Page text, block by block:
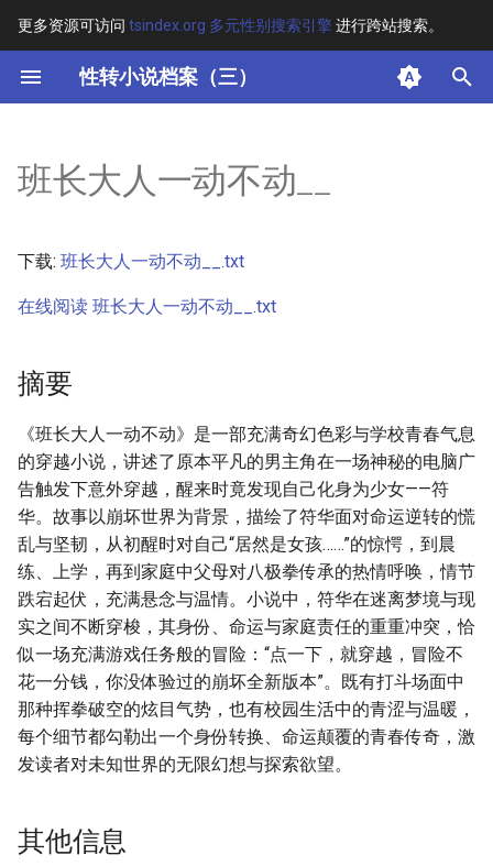
更多资源可访问 tsindex.org 多元性别搜索引擎进行跨站搜索。
性转小说档案（三）
键
开
搜
索
其他信息
正文
班长大人一动不动__
下载: 班长大人一动不动__.txt
在线阅读 班长大人一动不动__.txt
摘要
《班长大人一动不动》是一部充满奇幻色彩与学校青春气息
的穿越小说，讲述了原本平凡的男主角在一场神秘的电脑广
告触发下意外穿越，醒来时竟发现自己化身为少女——符
华。故事以崩坏世界为背景，描绘了符华面对命运逆转的慌
乱与坚韧，从初醒时对自己“居然是女孩……”的惊愕，到晨
练、上学，再到家庭中父母对八极拳传承的热情呼唤，情节
跌宕起伏，充满悬念与温情。小说中，符华在迷离梦境与现
实之间不断穿梭，其身份、命运与家庭责任的重重冲突，恰
似一场充满游戏任务般的冒险：“点一下，就穿越，冒险不
花一分钱，你没体验过的崩坏全新版本”。既有打斗场面中
那种挥拳破空的炫目气势，也有校园生活中的青涩与温暖，
每个细节都勾勒出一个身份转换、命运颠覆的青春传奇，激
发读者对未知世界的无限幻想与探索欲望。
其他信息